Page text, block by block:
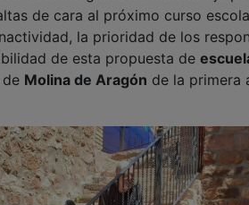
deMolina de Aragónde la primera